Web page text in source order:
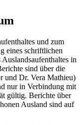
und zum
eines schriftlichen
in
sind über die
und Dr. Vera Mathieu)
nur in Verbindung mit
gültig. Berichte über
Ausland sind auf